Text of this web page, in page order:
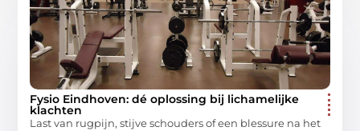
Fysio Eindhoven: dé oplossing bij lichamelijke
klachten
Last van rugpijn, stijve schouders of een blessure na het